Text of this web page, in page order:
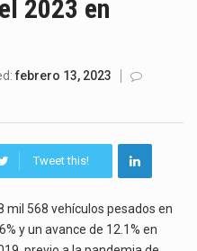
El derecho a la previsibilidad de los horarios de trabajo en turnos rotativos podría ser…
La industria manufacturera de exportación afiliada a Index en Nuevo León ha alcanzado hasta 10%…
Las métricas tradicionales de los parques industriales —absorción, ocupación y metros cuadrados desarrollados— resultan insuficientes…
El superávit comercial de México con Estados Unidos alcanzó 102,581 millones de dólares (mdd) en…
2023 en
febrero 13, 2023
Tweet this!
mil 568 vehículos pesados en
y un avance de 12.1% en